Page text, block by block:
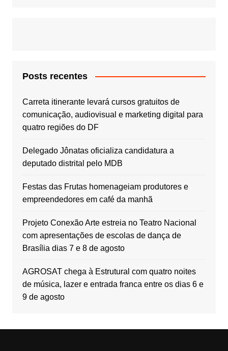
Posts recentes
Carreta itinerante levará cursos gratuitos de
comunicação, audiovisual e marketing digital para
quatro regiões do DF
Delegado Jônatas oficializa candidatura a
deputado distrital pelo MDB
Festas das Frutas homenageiam produtores e
empreendedores em café da manhã
Projeto Conexão Arte estreia no Teatro Nacional
com apresentações de escolas de dança de
Brasília dias 7 e 8 de agosto
AGROSAT chega à Estrutural com quatro noites
de música, lazer e entrada franca entre os dias 6 e
9 de agosto